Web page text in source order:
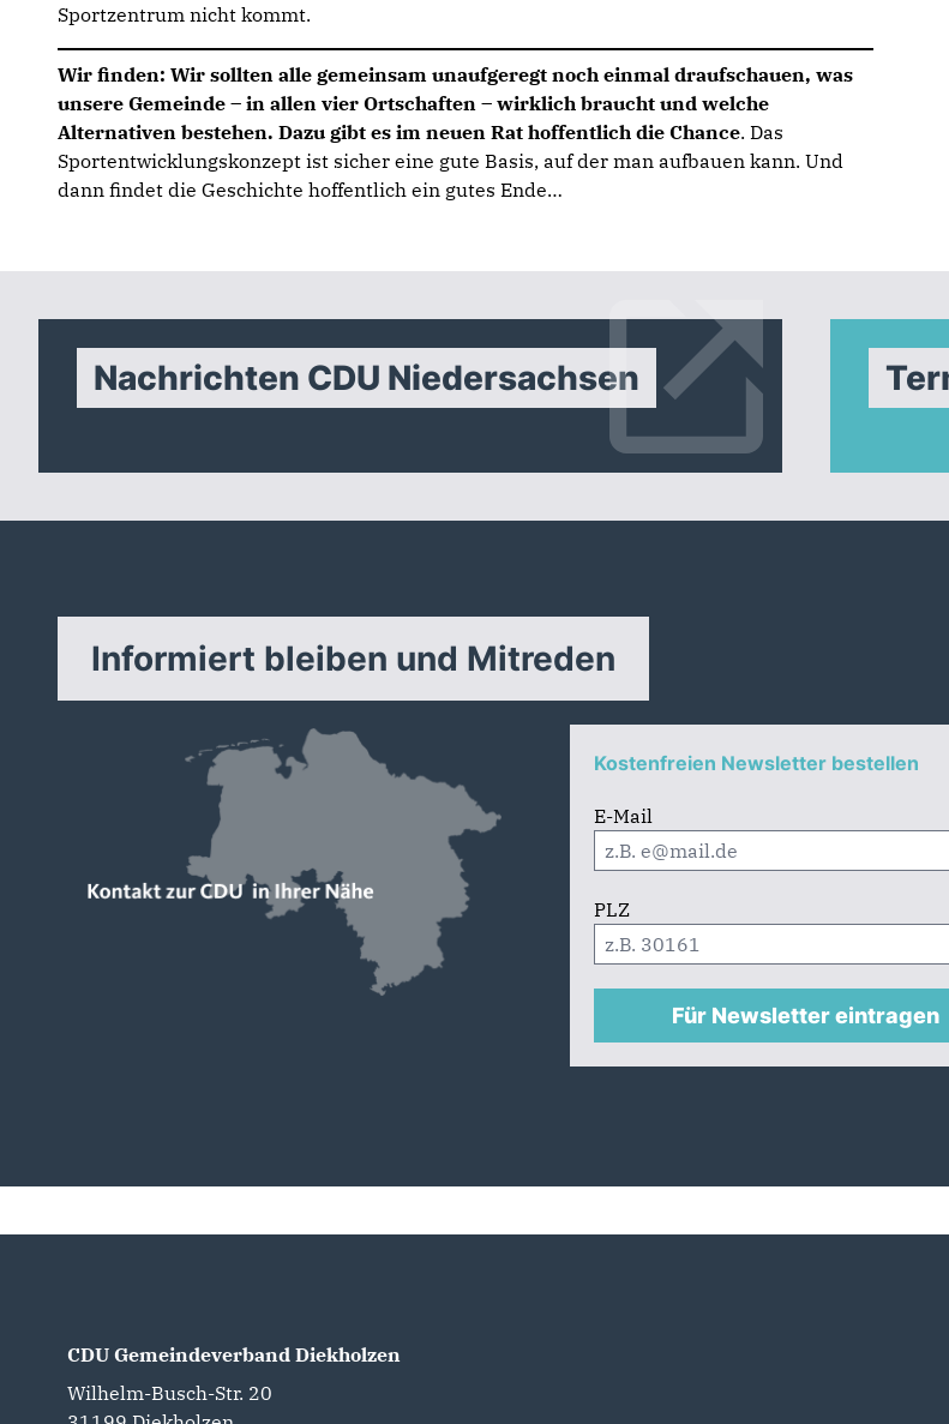
Sportzentrum nicht kommt.
Wir finden: Wir sollten alle gemeinsam unaufgeregt noch einmal draufschauen, was
unsere Gemeinde – in allen vier Ortschaften – wirklich braucht und welche
Alternativen bestehen. Dazu gibt es im neuen Rat hoffentlich die Chance. Das
Sportentwicklungskonzept ist sicher eine gute Basis, auf der man aufbauen kann. Und
dann findet die Geschichte hoffentlich ein gutes Ende…
Nachrichten CDU Niedersachsen
Informiert bleiben und Mitreden
Kostenfreien Newsletter bestellen
E-Mail
PLZ
Für Newsletter eintragen
CDU Gemeindeverband Diekholzen
Wilhelm-Busch-Str. 20